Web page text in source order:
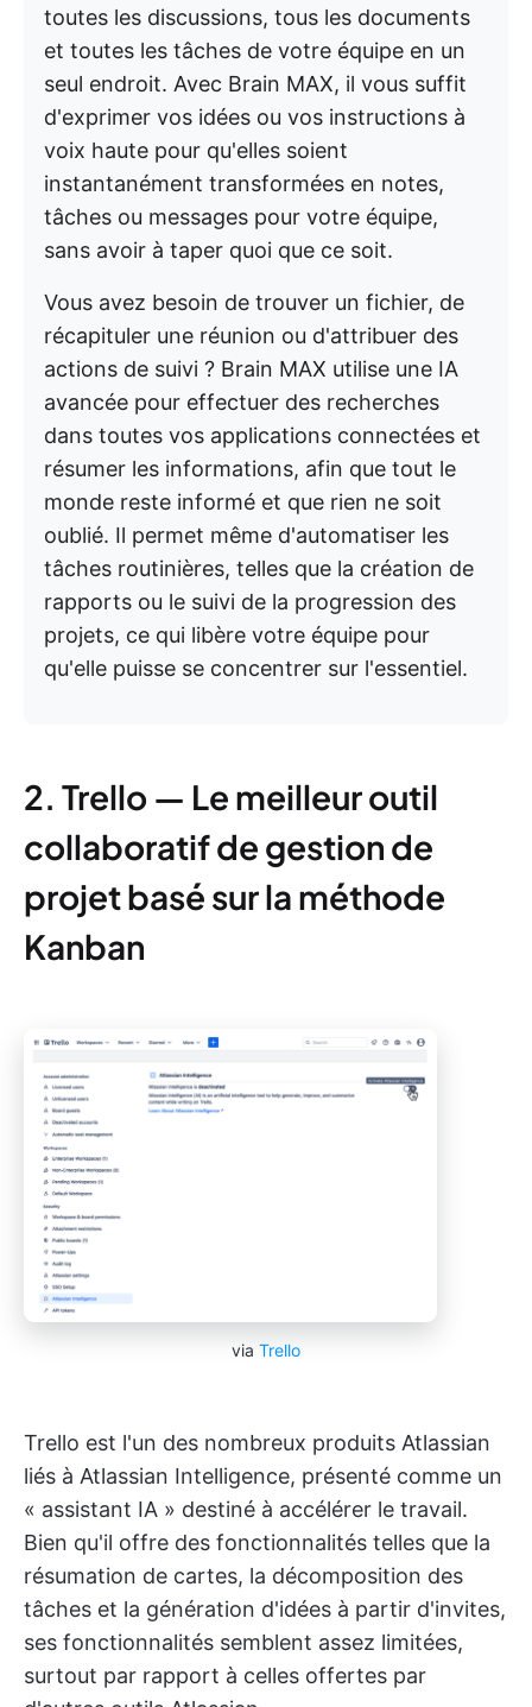
toutes les discussions, tous les documents
et toutes les tâches de votre équipe en un
seul endroit. Avec Brain MAX, il vous suffit
d'exprimer vos idées ou vos instructions à
voix haute pour qu'elles soient
instantanément transformées en notes,
tâches ou messages pour votre équipe,
sans avoir à taper quoi que ce soit.
Vous avez besoin de trouver un fichier, de
récapituler une réunion ou d'attribuer des
actions de suivi ? Brain MAX utilise une IA
avancée pour effectuer des recherches
dans toutes vos applications connectées et
résumer les informations, afin que tout le
monde reste informé et que rien ne soit
oublié. Il permet même d'automatiser les
tâches routinières, telles que la création de
rapports ou le suivi de la progression des
projets, ce qui libère votre équipe pour
qu'elle puisse se concentrer sur l'essentiel.
2. Trello — Le meilleur outil
collaboratif de gestion de
projet basé sur la méthode
Kanban
via Trello
Trello est l'un des nombreux produits Atlassian
liés à Atlassian Intelligence, présenté comme un
« assistant IA » destiné à accélérer le travail.
Bien qu'il offre des fonctionnalités telles que la
résumation de cartes, la décomposition des
tâches et la génération d'idées à partir d'invites,
ses fonctionnalités semblent assez limitées,
surtout par rapport à celles offertes par